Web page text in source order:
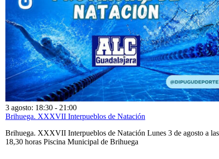
3 agosto: 18:30 - 21:00
Brihuega. XXXVII Interpueblos de Natación
Brihuega. XXXVII Interpueblos de Natación Lunes 3 de agosto a las
18,30 horas Piscina Municipal de Brihuega